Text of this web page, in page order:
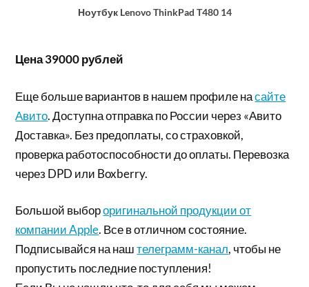
Ноутбук Lenovo ThinkPad T480 14
Цена 39000 рублей
Еще больше вариантов в нашем профиле насайте
Авито. Доступна отправка по России через «Авито
Доставка». Без предоплаты, со страховкой,
проверка работоспособности до оплаты. Перевозка
через DPD или Boxberry.
Большой выбороригинальной продукции от
компании Apple. Все в отличном состояние.
Подписывайся на наштелеграмм-канал, чтобы не
пропустить последние поступления!